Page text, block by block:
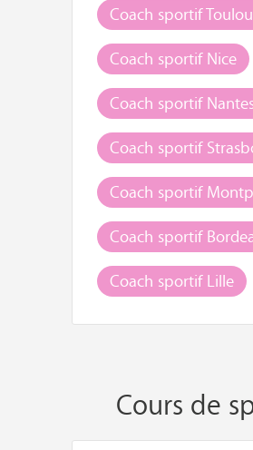
Coach sportif
Coach sportif Nice
Coach sportif
Coach sportif
Coach sportif
Coach sportif
Coach sportif Lille
Cours de